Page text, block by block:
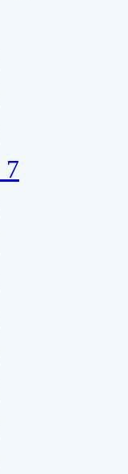
7